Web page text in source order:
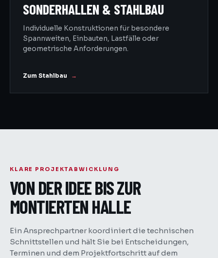
SONDERHALLEN & STAHLBAU
Individuelle Konstruktionen für besondere
Spannweiten, Einbauten, Lastfälle oder
geometrische Anforderungen.
Zum Stahlbau
KLARE PROJEKTABWICKLUNG
VON DER IDEE BIS ZUR
MONTIERTEN HALLE
Ein Ansprechpartner koordiniert die technischen
Schnittstellen und hält Sie bei Entscheidungen,
Terminen und dem Projektfortschritt auf dem